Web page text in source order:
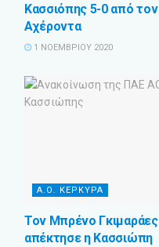
Κασσιόπης 5-0 από τον
Αχέροντα
1 ΝΟΕΜΒΡΊΟΥ 2020
Α.Ο. ΚΕΡΚΥΡΑ
Τον Μπρένο Γκιμαράες
απέκτησε η Κασσιώπη